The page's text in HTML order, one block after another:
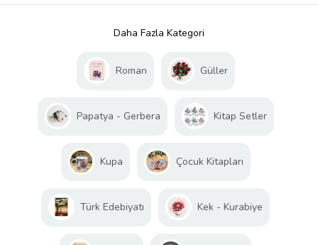
Daha Fazla Kategori
Roman Güller
Papatya - Gerbera Kitap Setler
Kupa Çocuk Kitapları
Türk Edebiyatı Kek - Kurabiye